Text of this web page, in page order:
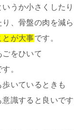
うか小さくしたり
、骨盤の肉を減
とが大事です。
をひいて
。
いているときも
識すると良いです